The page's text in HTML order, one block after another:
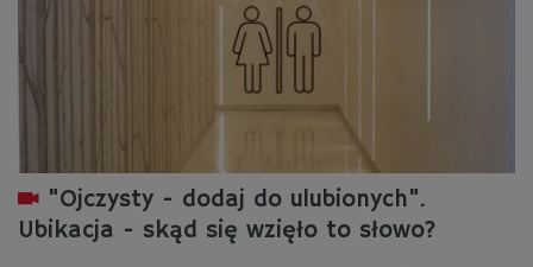
"Ojczysty - dodaj do ulubionych".
Ubikacja - skąd się wzięło to słowo?